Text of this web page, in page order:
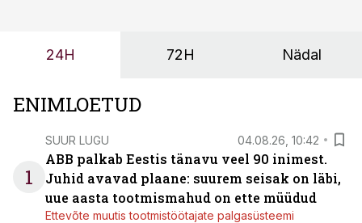
24H 72H Nädal
ENIMLOETUD
1
SUUR LUGU 04.08.26, 10:42
ABB palkab Eestis tänavu veel 90 inimest.
Juhid avavad plaane: suurem seisak on läbi,
uue aasta tootmismahud on ette müüdud
Ettevõte muutis tootmistöötajate palgasüsteemi